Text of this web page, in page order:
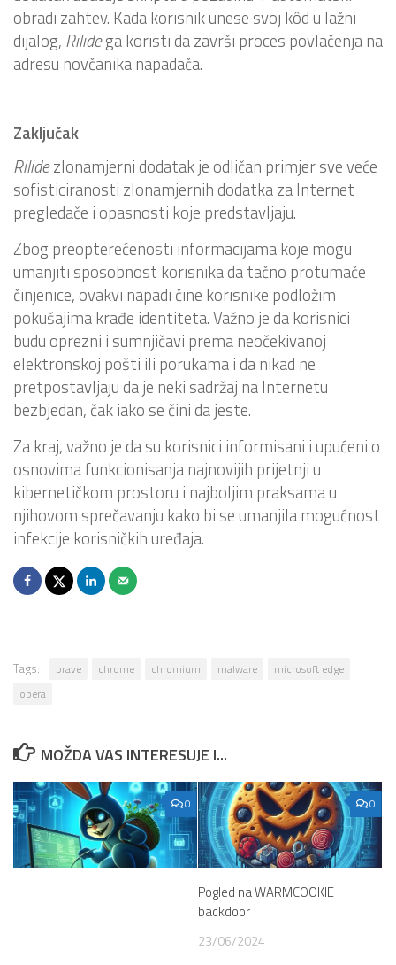
obradi zahtev. Kada korisnik unese svoj kôd u lažni
dijalog, Rilidega koristi da završi proces povlačenja na
adresu novčanika napadača.
Zaključak
Rilidezlonamjerni dodatak je odličan primjer sve veće
sofisticiranosti zlonamjernih dodatka za Internet
pregledače i opasnosti koje predstavljaju.
Zbog preopterećenosti informacijama koje mogu
umanjiti sposobnost korisnika da tačno protumače
činjenice, ovakvi napadi čine korisnike podložim
pokušajima krađe identiteta. Važno je da korisnici
budu oprezni i sumnjičavi prema neočekivanoj
elektronskoj pošti ili porukama i da nikad ne
pretpostavljaju da je neki sadržaj na Internetu
bezbjedan, čak iako se čini da jeste.
Za kraj, važno je da su korisnici informisani i upućeni o
osnovima funkcionisanja najnovijih prijetnji u
kibernetičkom prostoru i najboljim praksama u
njihovom sprečavanju kako bi se umanjila mogućnost
infekcije korisničkih uređaja.
Tags: brave chrome chromium malware
microsoft edge
opera
MOŽDA VAS INTERESUJE I...
0 0
Pogled na WARMCOOKIE
backdoor
23/06/2024